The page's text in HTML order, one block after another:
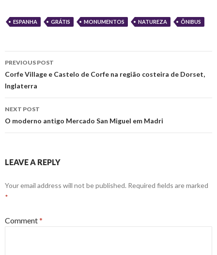
ESPANHA GRÁTIS MONUMENTOS NATUREZA ÔNIBUS
Post
navigation
PREVIOUS POST
Corfe Village e Castelo de Corfe na região costeira de Dorset,
Inglaterra
NEXT POST
O moderno antigo Mercado San Miguel em Madri
LEAVE A REPLY
Your email address will not be published. Required fields are marked
*
Comment*